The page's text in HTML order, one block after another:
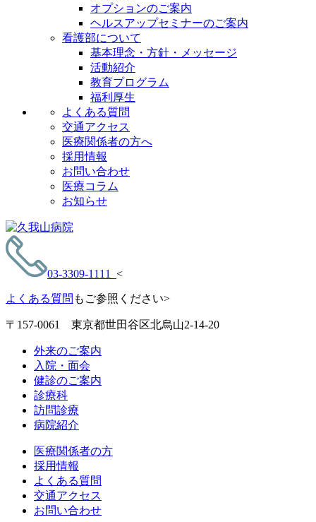
オプションのご案内
ヘルスアップセミナーのご案内
看護部について
基本理念・方針・メッセージ
活動紹介
教育プログラム
福利厚生
よくある質問
交通アクセス
医療関係者の方へ
採用情報
お問い合わせ
医療コラム
お知らせ
03-3309-1111 <
よくある質問 もご参照ください>
〒157-0061 東京都世田谷区北烏山2-14-20
外来のご案内
入院・面会
健診のご案内
診療科
訪問診療
病院紹介
医療関係者の方
採用情報
よくある質問
交通アクセス
お問い合わせ